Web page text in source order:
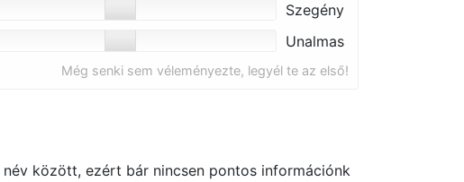
Szegény
Unalmas
Még senki sem véleményezte, legyél te az első!
között, ezért bár nincsen pontos információnk